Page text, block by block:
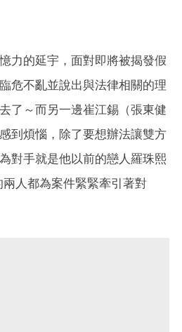
力的延宇，面對即將被揭發假
危不亂並說出與法律相關的理
了～而另一邊崔江錫（張東健
到煩惱，除了要想辦法讓雙方
對手就是他以前的戀人羅珠熙
兩人都為案件緊緊牽引著對